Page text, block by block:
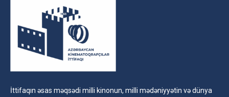
İttifaqın əsas məqsədi milli kinonun, milli mədəniyyətin və dünya